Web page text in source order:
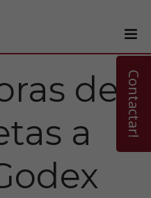
de
a
Contactar!